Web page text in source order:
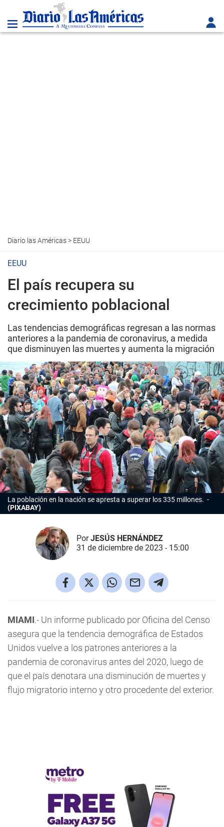
Diario las Américas> EEUU
EEUU
El país recupera su
crecimiento poblacional
Las tendencias demográficas regresan a las normas
anteriores a la pandemia de coronavirus, a medida
que disminuyen las muertes y aumenta la migración
La población en la nación se apresta a superar los 335 millones.
(PIXABAY)
PorJESÚS HERNÁNDEZ
31 de diciembre de 2023 - 15:00
MIAMI.- Un informe publicado por Oficina del Censo
asegura que la tendencia demográfica de Estados
Unidos vuelve a los patrones anteriores a la
pandemia de coronavirus antes del 2020, luego de
que el país denotara una disminución de muertes y
flujo migratorio interno y otro procedente del exterior.